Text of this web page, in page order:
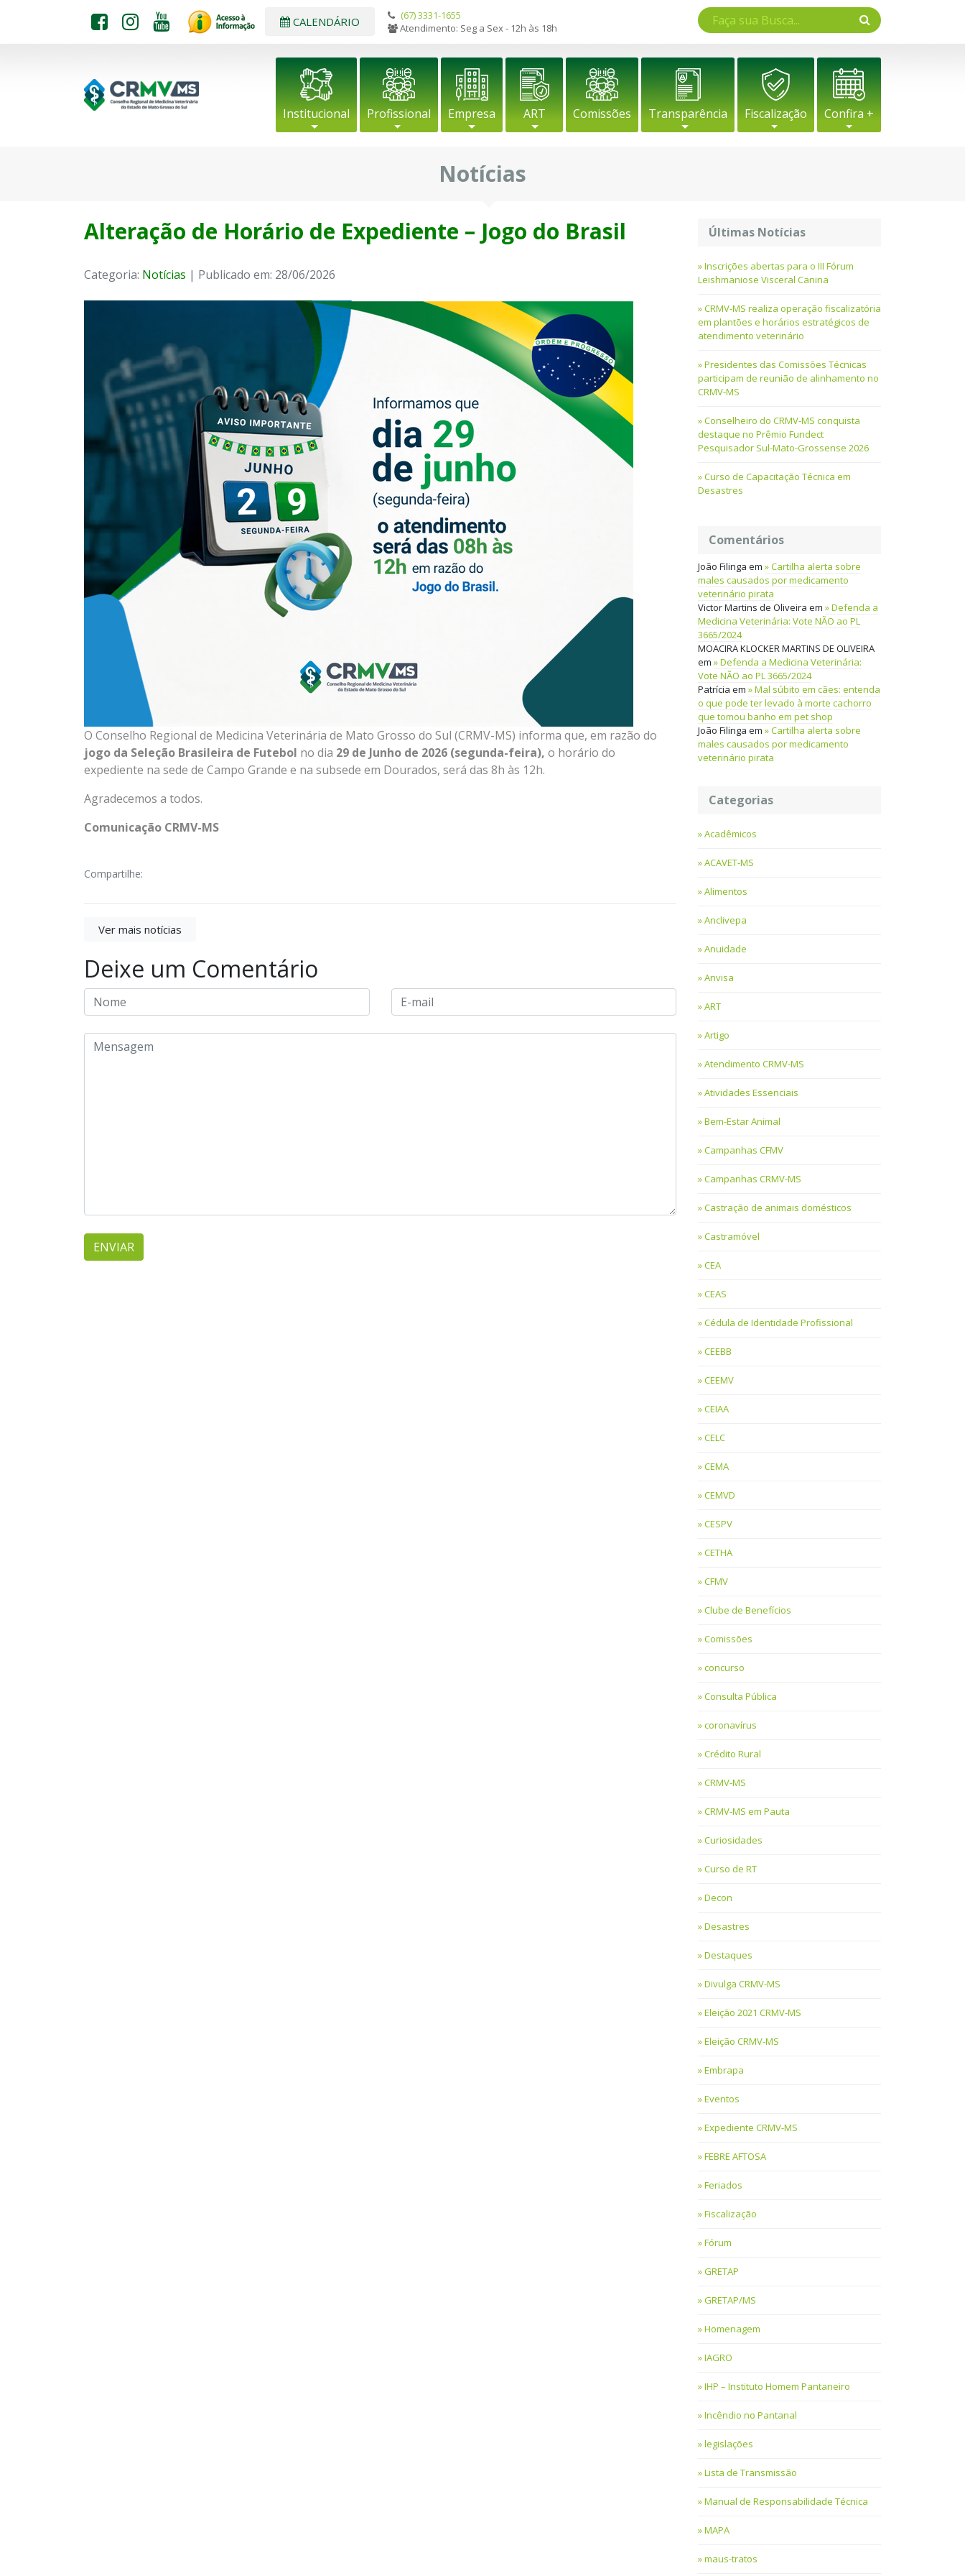
CALENDÁRIO
(67) 3331-1655
Atendimento: Seg a Sex - 12h às 18h
Institucional Profissional Empresa ART Comissões Transparência Fiscalização Confira +
Notícias
Alteração de Horário de Expediente – Jogo do Brasil
Categoria: Notícias | Publicado em: 28/06/2026
O Conselho Regional de Medicina Veterinária de Mato Grosso do Sul (CRMV-MS) informa que, em razão do
jogo da Seleção Brasileira de Futebol no dia 29 de Junho de 2026 (segunda-feira), o horário do
expediente na sede de Campo Grande e na subsede em Dourados, será das 8h às 12h.
Agradecemos a todos.
Comunicação CRMV-MS
Compartilhe:
Ver mais notícias
Deixe um Comentário
Últimas Notícias
Inscrições abertas para o III Fórum
Leishmaniose Visceral Canina
CRMV-MS realiza operação fiscalizatória
em plantões e horários estratégicos de
atendimento veterinário
Presidentes das Comissões Técnicas
participam de reunião de alinhamento no
CRMV-MS
Conselheiro do CRMV-MS conquista
destaque no Prêmio Fundect
Pesquisador Sul-Mato-Grossense 2026
Curso de Capacitação Técnica em
Desastres
Comentários
João Filinga em
Cartilha alerta sobre
males causados por medicamento
veterinário pirata
Victor Martins de Oliveira em
Defenda a
Medicina Veterinária: Vote NÃO ao PL
3665/2024
MOACIRA KLOCKER MARTINS DE OLIVEIRA
em
Defenda a Medicina Veterinária:
Vote NÃO ao PL 3665/2024
Patrícia em
Mal súbito em cães: entenda
o que pode ter levado à morte cachorro
que tomou banho em pet shop
João Filinga em
Cartilha alerta sobre
males causados por medicamento
veterinário pirata
Categorias
Acadêmicos
ACAVET-MS
Alimentos
Anclivepa
Anuidade
Anvisa
ART
Artigo
Atendimento CRMV-MS
Atividades Essenciais
Bem-Estar Animal
Campanhas CFMV
Campanhas CRMV-MS
Castração de animais domésticos
Castramóvel
CEA
CEAS
Cédula de Identidade Profissional
CEEBB
CEEMV
CEIAA
CELC
CEMA
CEMVD
CESPV
CETHA
CFMV
Clube de Benefícios
Comissões
concurso
Consulta Pública
coronavírus
Crédito Rural
CRMV-MS
CRMV-MS em Pauta
Curiosidades
Curso de RT
Decon
Desastres
Destaques
Divulga CRMV-MS
Eleição 2021 CRMV-MS
Eleição CRMV-MS
Embrapa
Eventos
Expediente CRMV-MS
FEBRE AFTOSA
Feriados
Fiscalização
Fórum
GRETAP
GRETAP/MS
Homenagem
IAGRO
IHP – Instituto Homem Pantaneiro
Incêndio no Pantanal
legislações
Lista de Transmissão
Manual de Responsabilidade Técnica
MAPA
maus-tratos